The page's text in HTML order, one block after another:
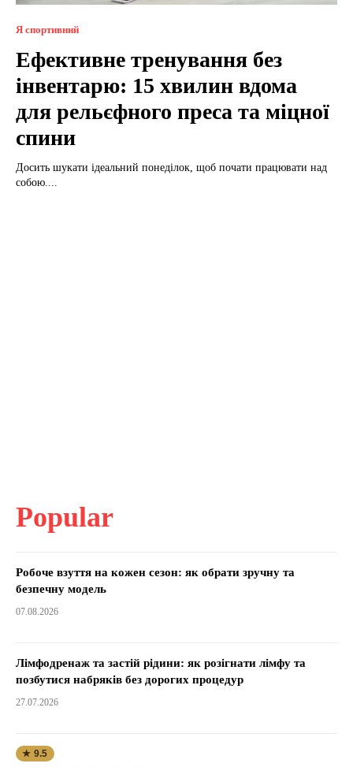
Я спортивний
Ефективне тренування без
інвентарю: 15 хвилин вдома
для рельєфного преса та міцної
спини
Досить шукати ідеальний понеділок, щоб почати працювати над
собою....
Popular
Робоче взуття на кожен сезон: як обрати зручну та
безпечну модель
07.08.2026
Лімфодренаж та застій рідини: як розігнати лімфу та
позбутися набряків без дорогих процедур
27.07.2026
★ 9.5